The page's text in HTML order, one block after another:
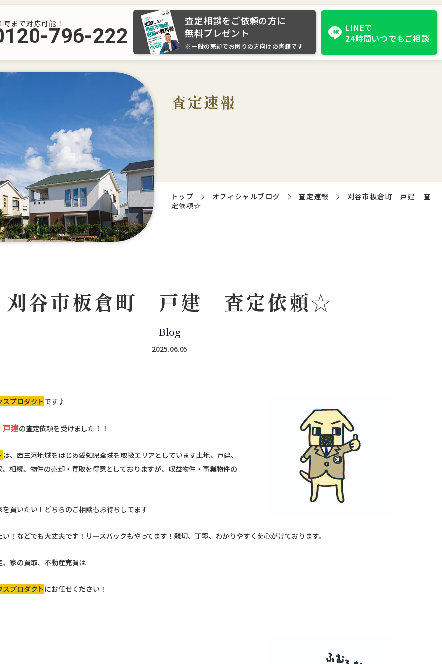
時まで対応可能！
796-222
査定相談をご依頼の方に
無料プレゼント
※一般の売却でお困りの方向けの書籍です
LINEで
24時間いつでもご相談
査定速報
トップ オフィシャルブログ 査定速報
刈谷市板倉町 戸建 査
定依頼☆
刈谷市板倉町 戸建 査定依頼☆
Blog
2025.06.05
スプロダクトです♪
建の査定依頼を受けました！！
は、西三河地域をはじめ愛知県全域を取扱エリアとしています土地、戸建、
相続、物件の売却・買取を得意としておりますが、収益物件・事業物件の
買いたい！どちらのご相談もお待ちしてます
！などでも大丈夫です！リースバックもやってます！親切、丁寧、わかりやすくを心がけております。
、家の買取、不動産売買は
スプロダクトにお任せください！